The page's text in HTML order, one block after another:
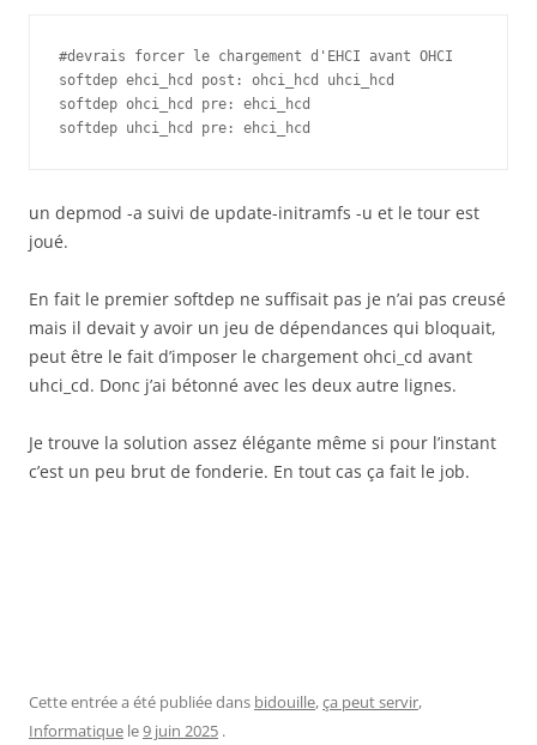
#devrais forcer le chargement d'EHCI avant OHCI
softdep ehci_hcd post: ohci_hcd uhci_hcd
softdep ohci_hcd pre: ehci_hcd
softdep uhci_hcd pre: ehci_hcd
un depmod -a suivi de update-initramfs -u et le tour est
joué.
En fait le premier softdep ne suffisait pas je n’ai pas creusé
mais il devait y avoir un jeu de dépendances qui bloquait,
peut être le fait d’imposer le chargement ohci_cd avant
uhci_cd. Donc j’ai bétonné avec les deux autre lignes.
Je trouve la solution assez élégante même si pour l’instant
c’est un peu brut de fonderie. En tout cas ça fait le job.
Cette entrée a été publiée dans bidouille,ça peut servir,
Informatique le9 juin 2025 .